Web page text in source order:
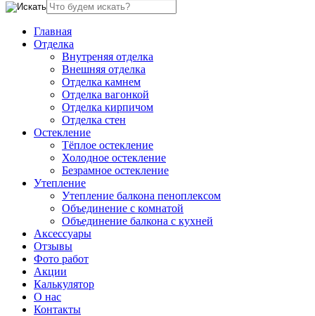
Главная
Отделка
Внутреняя отделка
Внешняя отделка
Отделка камнем
Отделка вагонкой
Отделка кирпичом
Отделка стен
Остекление
Тёплое остекление
Холодное остекление
Безрамное остекление
Утепление
Утепление балкона пеноплексом
Объединение с комнатой
Объединение балкона с кухней
Аксессуары
Отзывы
Фото работ
Акции
Калькулятор
О нас
Контакты